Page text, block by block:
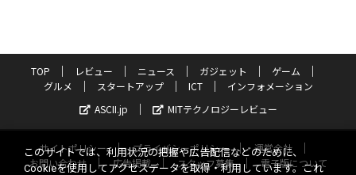
TOP レビュー ニュース ガジェット
ゲーム
グルメ
スタートアップ ICT
インフォメーション
ASCII.jp
MITテクノロジーレビュー
サイトポリシー プライバシーポリシー
運営会社
お問い合わせ
広告掲載 スタッフ募集
電子版について
このサイトでは、利用状況の把握や広告配信などのために、
Cookieを使用してアクセスデータを取得・利用しています。これ